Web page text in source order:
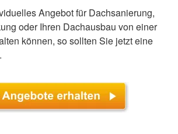
Angebot für Dachsanierung,
oder Ihren Dachausbau von einer
können, so sollten Sie jetzt eine